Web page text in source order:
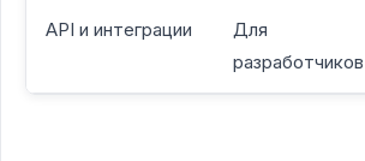
API и интеграции
Для
разработчиков